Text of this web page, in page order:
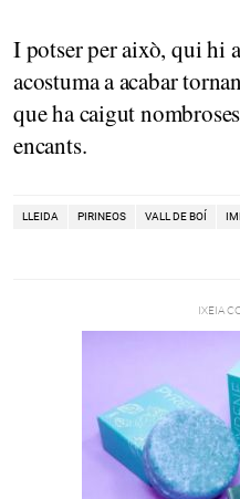
I potser per això, qui hi
acostuma a acabar
que ha caigut
encants.
LLEIDA PIRINEOS VALL DE BOÍ